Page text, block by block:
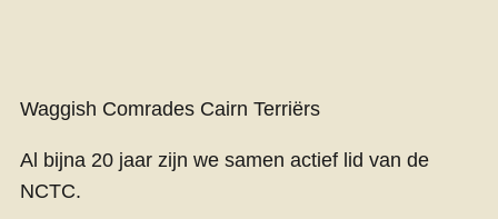
Waggish Comrades Cairn Terriërs
Al bijna 20 jaar zijn we samen actief lid van de
NCTC.